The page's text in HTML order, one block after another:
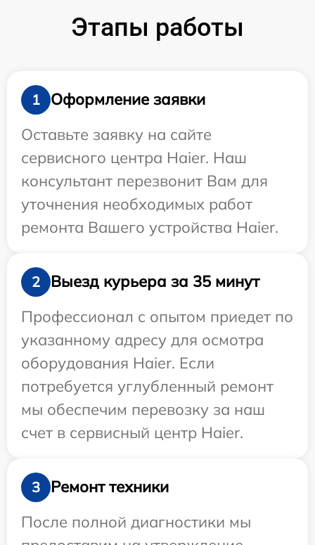
Этапы работы
1
Оформление заявки
Оставьте заявку на сайте
сервисного центра Haier. Наш
консультант перезвонит Вам для
уточнения необходимых работ
ремонта Вашего устройства Haier.
2
Выезд курьера за 35 минут
Профессионал с опытом приедет по
указанному адресу для осмотра
оборудования Haier. Если
потребуется углубленный ремонт
мы обеспечим перевозку за наш
счет в сервисный центр Haier.
3
Ремонт техники
После полной диагностики мы